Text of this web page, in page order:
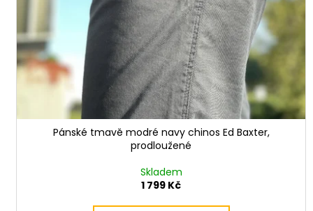
Pánské tmavě modré navy chinos Ed Baxter,
prodloužené
Skladem
1 799 Kč